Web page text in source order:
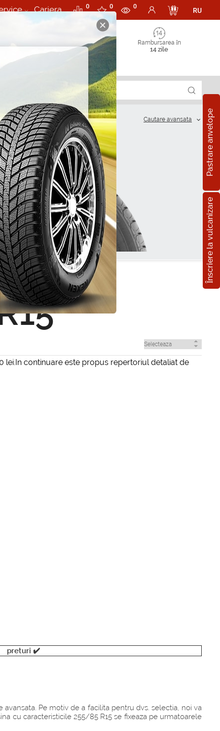
Cariera 0 0 0
RU
Rambursarea în
14 zile
Pastrare anvelope
Înscriere la vulcanizare
Cautare аvansata
?
R15
continuare este propus repertoriul detaliat de
preturi ✔️
Pe motiv de a facilita pentru dvs. selectia, noi va
cu caracteristicile 255/85 R15 se fixeaza pe urmatoarele